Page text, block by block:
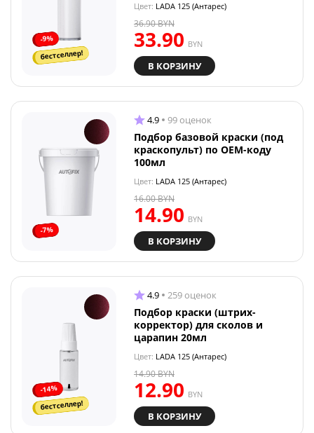
-9%
бестселлер!
Цвет: LADA 125 (Антарес)
33.90 BYN
36.90BYN
В КОРЗИНУ
-7%
4.9 99 оценок
Подбор базовой краски (под
краскопульт) по OEM-коду
100мл
Цвет: LADA 125 (Антарес)
14.90 BYN
16.00BYN
В КОРЗИНУ
-14%
бестселлер!
4.9 259 оценок
Подбор краски (штрих-
корректор) для сколов и
царапин 20мл
Цвет: LADA 125 (Антарес)
12.90 BYN
14.90BYN
В КОРЗИНУ